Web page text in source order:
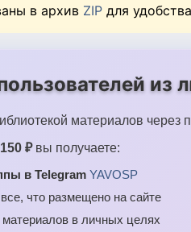
в архив ZIP для
из
материалов через
₽вы получаете:
в Telegram YAVOSP
что размещено на сайте
в личных целях